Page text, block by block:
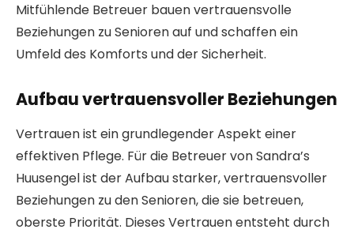
Mitfühlende Betreuer bauen vertrauensvolle
Beziehungen zu Senioren auf und schaffen ein
Umfeld des Komforts und der Sicherheit.
Aufbau vertrauensvoller Beziehungen
Vertrauen ist ein grundlegender Aspekt einer
effektiven Pflege. Für die Betreuer von Sandra’s
Huusengel ist der Aufbau starker, vertrauensvoller
Beziehungen zu den Senioren, die sie betreuen,
oberste Priorität. Dieses Vertrauen entsteht durch